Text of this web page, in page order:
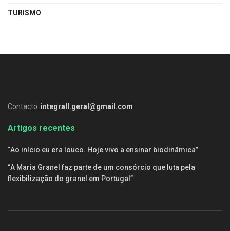
TURISMO
Contacto: integrall.geral@gmail.com
Artigos recentes
“Ao início eu era louco. Hoje vivo a ensinar biodinâmica”
“A Maria Granel faz parte de um consórcio que luta pela
flexibilização do granel em Portugal”